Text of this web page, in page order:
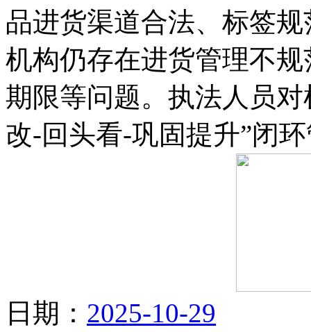
品进货渠道合法、标签
机构仍存在进货管理不
期限等问题。执法人员
改-回头看-巩固提升”闭
日期： 2025-10-29